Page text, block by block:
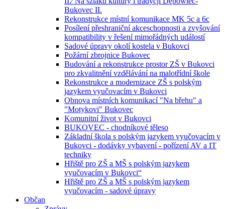
Bukovec II.
Rekonstrukce místní komunikace MK 5c a 6c
Posílení přeshraniční akceschopnosti a zvyšování
kompatibility v řešení mimořádných událostí
Sadové úpravy okolí kostela v Bukovci
Požární zbrojnice Bukovec
Budování a rekonstrukce prostor ZŠ v Bukovci
pro zkvalitnění vzdělávání na malotřídní škole
Rekonstrukce a modernizace ZŠ s polským
jazykem vyučovacím v Bukovci
Obnova místních komunikací "Na břehu" a
"Motykovi" Bukovec
Komunitní život v Bukovci
BUKOVEC - chodníkové těleso
Základní škola s polským jazykem vyučovacím v
Bukovci - dodávky vybavení - pořízení AV a IT
techniky
Hřiště pro ZŠ a MŠ s polským jazykem
vyučovacím v Bukovci“
Hřiště pro ZŠ a MŠ s polským jazykem
vyučovacím - sadové úpravy
Občan